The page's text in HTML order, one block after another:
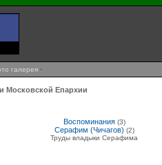
галерея ·
Московской Епархии
Воспоминания (3)
Серафим (Чичагов) (2)
Труды владыки Серафима